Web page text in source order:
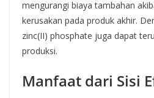
mengurangi biaya tambahan
kerusakan pada produk akhir.
zinc(II) phosphate juga dapat
produksi.
Manfaat dari Sisi